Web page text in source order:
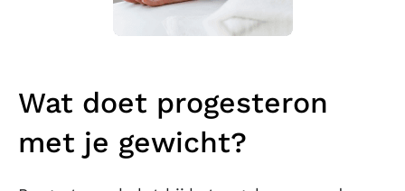
Wat doet progesteron
met je gewicht?